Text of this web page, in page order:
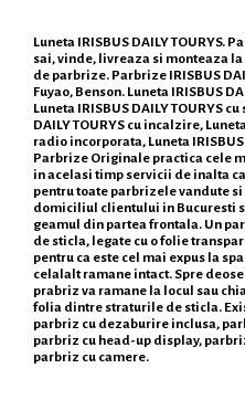
Luneta IRISBUS DAILY
sai, vinde, livreaza si monteaza
de parbrize. Parbrize IRISBUS
Fuyao, Benson. Luneta IRISBUS
Luneta IRISBUS DAILY TOURYS
DAILY TOURYS cu incalzire,
radio incorporata, Luneta IRISBUS
Parbrize Originale practica cele
in acelasi timp servicii de inalta
pentru toate parbrizele vandute
domiciliul clientului in Bucuresti
geamul din partea frontala. Un
de sticla, legate cu o folie
pentru ca este cel mai expus la
celalalt ramane intact. Spre
prabriz va ramane la locul sau
folia dintre straturile de sticla.
parbriz cu dezaburire inclusa,
parbriz cu head-up display,
parbriz cu camere.